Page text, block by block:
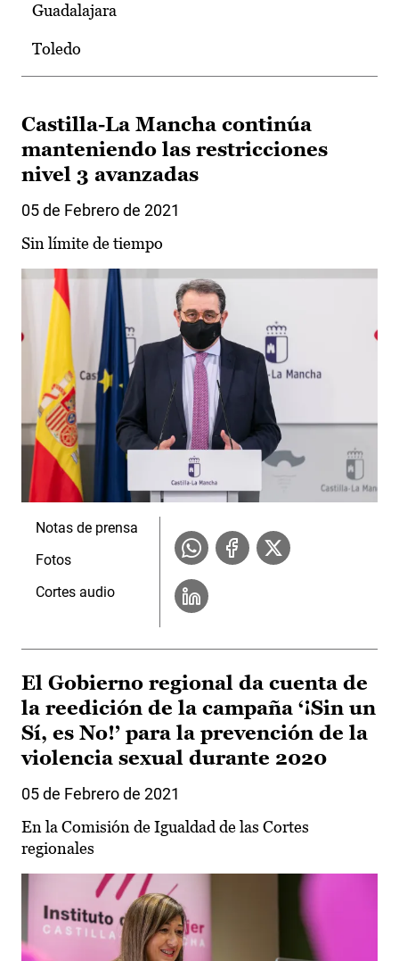
Guadalajara
Toledo
Castilla-La Mancha continúa
manteniendo las restricciones
nivel 3 avanzadas
05 de Febrero de 2021
Sin límite de tiempo
Notas de prensa
Fotos
Cortes audio
El Gobierno regional da cuenta de
la reedición de la campaña ‘¡Sin un
Sí, es No!’ para la prevención de la
violencia sexual durante 2020
05 de Febrero de 2021
En la Comisión de Igualdad de las Cortes
regionales